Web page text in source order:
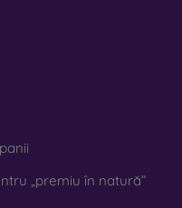
„premiu în natură”